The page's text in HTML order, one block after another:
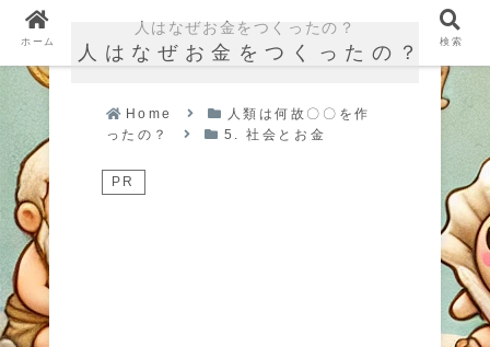
人はなぜお金をつくったの？
Home
人類は何故〇〇を作
ったの？
5. 社会とお金
PR
ホーム
人はなぜお金をつくったの？
検索